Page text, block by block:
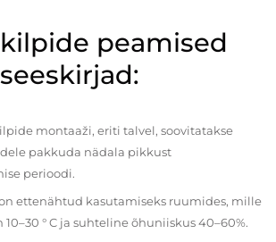
peamised
montaaži, eriti talvel, soovitatakse
pakkuda nädala pikkust
perioodi.
ettenähtud kasutamiseks ruumides, mille
° C ja suhteline õhuniiskus 40–60%.